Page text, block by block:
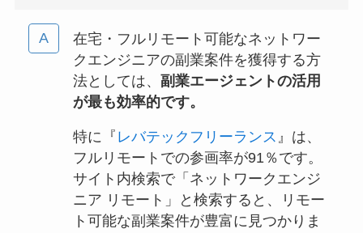
在宅・フルリモート可能なネットワー
クエンジニアの副業案件を獲得する方
法としては、 副業エージェントの活用
が最も効率的です。
特に『 レバテックフリーランス 』は、
フルリモートでの参画率が91％です。
サイト内検索で「ネットワークエンジ
ニア リモート」と検索すると、リモー
ト可能な副業案件が豊富に見つかりま